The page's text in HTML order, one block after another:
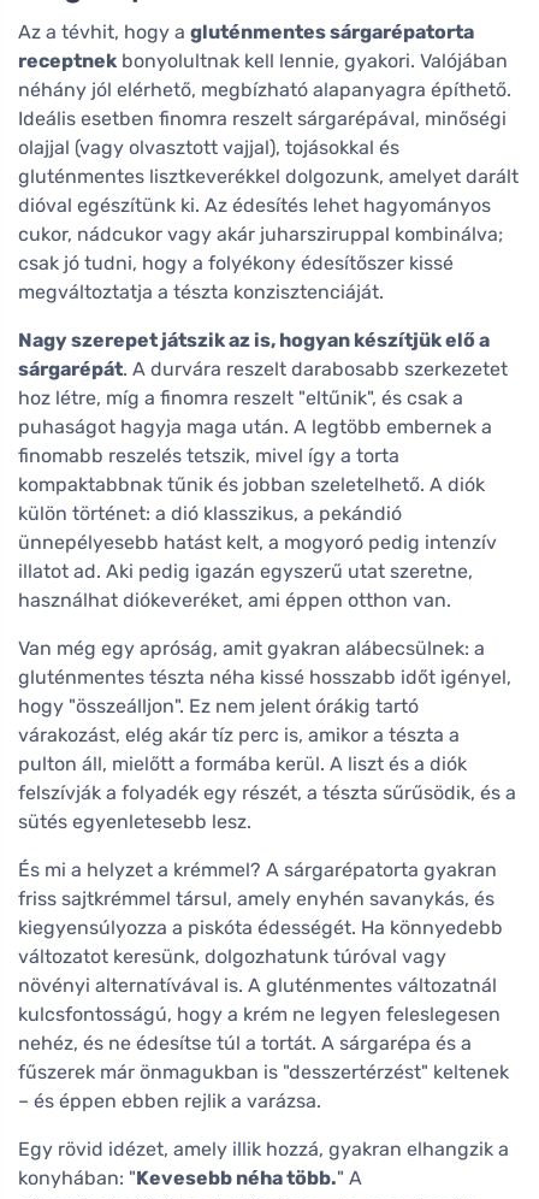
Az a tévhit, hogy a gluténmentes sárgarépatorta
receptnek bonyolultnak kell lennie, gyakori. Valójában
néhány jól elérhető, megbízható alapanyagra építhető.
Ideális esetben finomra reszelt sárgarépával, minőségi
olajjal (vagy olvasztott vajjal), tojásokkal és
gluténmentes lisztkeverékkel dolgozunk, amelyet darált
dióval egészítünk ki. Az édesítés lehet hagyományos
cukor, nádcukor vagy akár juharsziruppal kombinálva;
csak jó tudni, hogy a folyékony édesítőszer kissé
megváltoztatja a tészta konzisztenciáját.
Nagy szerepet játszik az is, hogyan készítjük elő a
sárgarépát. A durvára reszelt darabosabb szerkezetet
hoz létre, míg a finomra reszelt "eltűnik", és csak a
puhaságot hagyja maga után. A legtöbb embernek a
finomabb reszelés tetszik, mivel így a torta
kompaktabbnak tűnik és jobban szeletelhető. A diók
külön történet: a dió klasszikus, a pekándió
ünnepélyesebb hatást kelt, a mogyoró pedig intenzív
illatot ad. Aki pedig igazán egyszerű utat szeretne,
használhat diókeveréket, ami éppen otthon van.
Van még egy apróság, amit gyakran alábecsülnek: a
gluténmentes tészta néha kissé hosszabb időt igényel,
hogy "összeálljon". Ez nem jelent órákig tartó
várakozást, elég akár tíz perc is, amikor a tészta a
pulton áll, mielőtt a formába kerül. A liszt és a diók
felszívják a folyadék egy részét, a tészta sűrűsödik, és a
sütés egyenletesebb lesz.
És mi a helyzet a krémmel? A sárgarépatorta gyakran
friss sajtkrémmel társul, amely enyhén savanykás, és
kiegyensúlyozza a piskóta édességét. Ha könnyedebb
változatot keresünk, dolgozhatunk túróval vagy
növényi alternatívával is. A gluténmentes változatnál
kulcsfontosságú, hogy a krém ne legyen feleslegesen
nehéz, és ne édesítse túl a tortát. A sárgarépa és a
fűszerek már önmagukban is "desszertérzést" keltenek
– és éppen ebben rejlik a varázsa.
Egy rövid idézet, amely illik hozzá, gyakran elhangzik a
konyhában: "Kevesebb néha több." A